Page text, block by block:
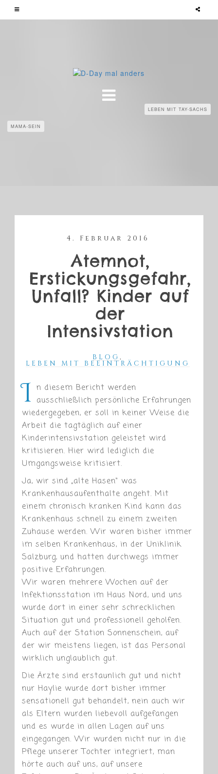
LEBEN MIT TAY-SACHS
MAMA-SEIN
4. Februar 2016
Atemnot,
Erstickungsgefahr,
Unfall? Kinder auf
der
Intensivstation
BLOG ,
LEBEN MIT BEEINTRÄCHTIGUNG
I n diesem Bericht werden
ausschließlich persönliche Erfahrungen
wiedergegeben, er soll in keiner Weise die
Arbeit die tagtäglich auf einer
Kinderintensivstation geleistet wird
kritisieren. Hier wird lediglich die
Umgangsweise kritisiert.
Ja, wir sind „alte Hasen“ was
Krankenhausaufenthalte angeht. Mit
einem chronisch kranken Kind kann das
Krankenhaus schnell zu einem zweiten
Zuhause werden. Wir waren bisher immer
im selben Krankenhaus, in der Uniklinik
Salzburg, und hatten durchwegs immer
positive Erfahrungen.
Wir waren mehrere Wochen auf der
Infektionsstation im Haus Nord, und uns
wurde dort in einer sehr schrecklichen
Situation gut und professionell geholfen.
Auch auf der Station Sonnenschein, auf
der wir meistens liegen, ist das Personal
wirklich unglaublich gut.
Die Ärzte sind erstaunlich gut und nicht
nur Haylie wurde dort bisher immer
sensationell gut behandelt, nein auch wir
als Eltern wurden liebevoll aufgefangen
und es wurde in allen Lagen auf uns
eingegangen. Wir wurden nicht nur in die
Pflege unserer Tochter integriert, man
hörte auch auf uns, auf unsere